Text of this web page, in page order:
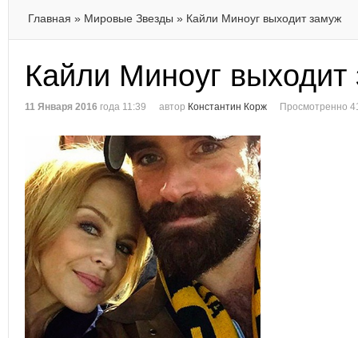
Главная » Мировые Звезды » Кайли Миноуг выходит замуж
Кайли Миноуг выходит
11 Января 2016 года 11:39 автор Константин Корж Просмотренно